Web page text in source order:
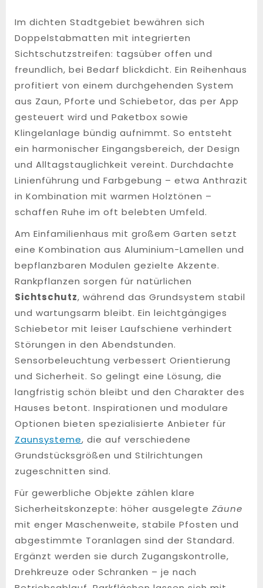
Im dichten Stadtgebiet bewähren sich
Doppelstabmatten mit integrierten
Sichtschutzstreifen: tagsüber offen und
freundlich, bei Bedarf blickdicht. Ein Reihenhaus
profitiert von einem durchgehenden System
aus Zaun, Pforte und Schiebetor, das per App
gesteuert wird und Paketbox sowie
Klingelanlage bündig aufnimmt. So entsteht
ein harmonischer Eingangsbereich, der Design
und Alltagstauglichkeit vereint. Durchdachte
Linienführung und Farbgebung – etwa Anthrazit
in Kombination mit warmen Holztönen –
schaffen Ruhe im oft belebten Umfeld.
Am Einfamilienhaus mit großem Garten setzt
eine Kombination aus Aluminium-Lamellen und
bepflanzbaren Modulen gezielte Akzente.
Rankpflanzen sorgen für natürlichen
Sichtschutz, während das Grundsystem stabil
und wartungsarm bleibt. Ein leichtgängiges
Schiebetor mit leiser Laufschiene verhindert
Störungen in den Abendstunden.
Sensorbeleuchtung verbessert Orientierung
und Sicherheit. So gelingt eine Lösung, die
langfristig schön bleibt und den Charakter des
Hauses betont. Inspirationen und modulare
Optionen bieten spezialisierte Anbieter für
Zaunsysteme, die auf verschiedene
Grundstücksgrößen und Stilrichtungen
zugeschnitten sind.
Für gewerbliche Objekte zählen klare
Sicherheitskonzepte: höher ausgelegte Zäune
mit enger Maschenweite, stabile Pfosten und
abgestimmte Toranlagen sind der Standard.
Ergänzt werden sie durch Zugangskontrolle,
Drehkreuze oder Schranken – je nach